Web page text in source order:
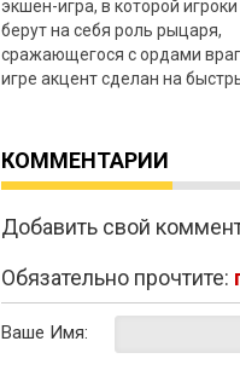
экшен-игра, в которой игроки
берут на себя роль рыцаря,
сражающегося с ордами
игре акцент сделан на
КОММЕНТАРИИ
Добавить свой
Обязательно прочтите:
Ваше Имя: